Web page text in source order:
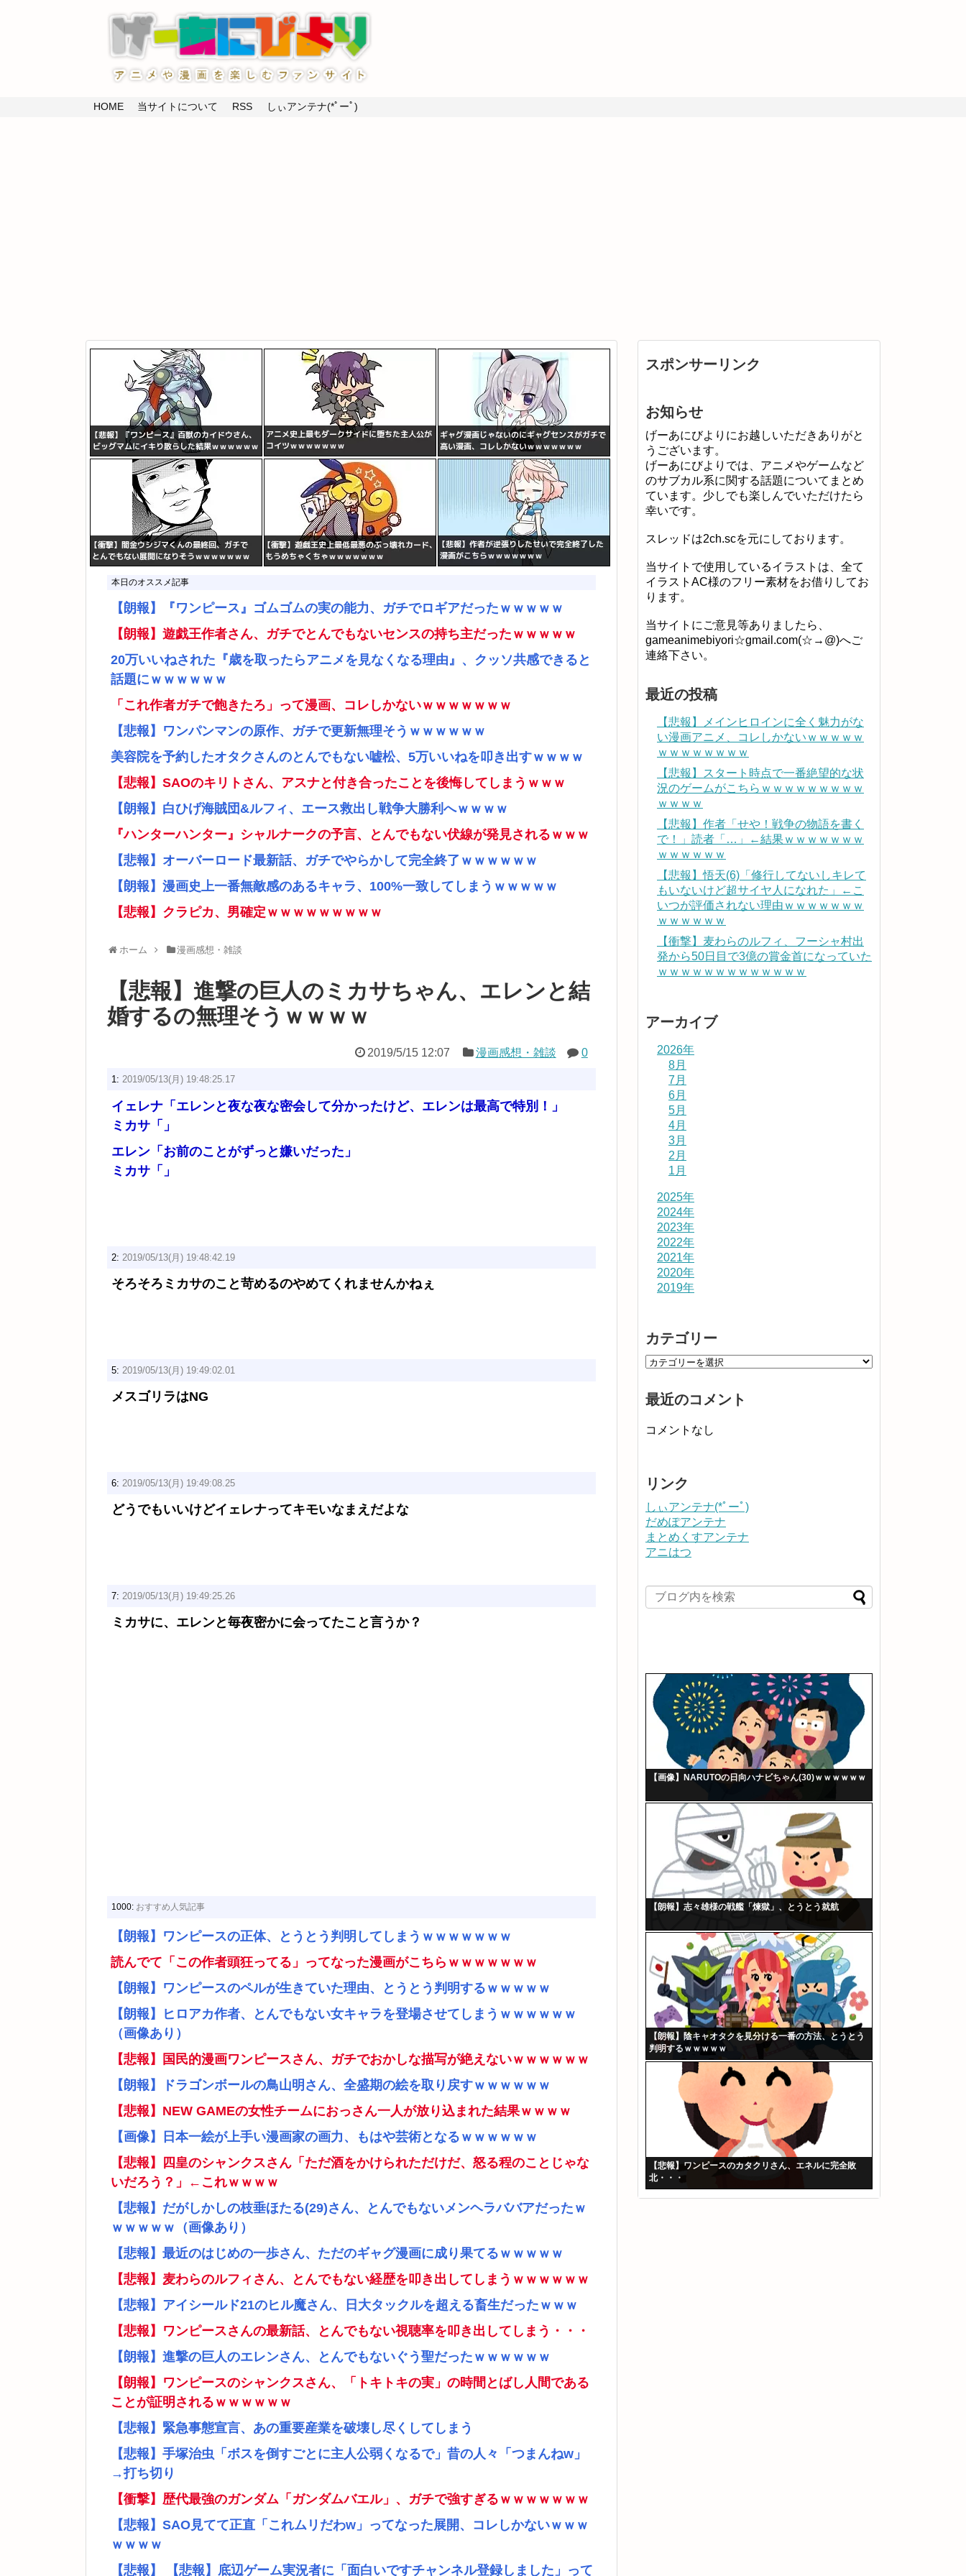
HOME 当サイトについて RSS しぃアンテナ(*ﾟーﾟ)
本日のオススメ記事
【朗報】『ワンピース』ゴムゴムの実の能力、ガチでロギアだったｗｗｗｗｗ
【朗報】遊戯王作者さん、ガチでとんでもないセンスの持ち主だったｗｗｗｗｗ
20万いいねされた『歳を取ったらアニメを見なくなる理由』、クッソ共感できると
話題にｗｗｗｗｗｗ
「これ作者ガチで飽きたろ」って漫画、コレしかないｗｗｗｗｗｗｗ
【悲報】ワンパンマンの原作、ガチで更新無理そうｗｗｗｗｗｗ
美容院を予約したオタクさんのとんでもない嘘松、5万いいねを叩き出すｗｗｗｗ
【悲報】SAOのキリトさん、アスナと付き合ったことを後悔してしまうｗｗｗ
【朗報】白ひげ海賊団&ルフィ、エース救出し戦争大勝利へｗｗｗｗ
『ハンターハンター』シャルナークの予言、とんでもない伏線が発見されるｗｗｗ
【悲報】オーバーロード最新話、ガチでやらかして完全終了ｗｗｗｗｗｗ
【朗報】漫画史上一番無敵感のあるキャラ、100%一致してしまうｗｗｗｗｗ
【悲報】クラピカ、男確定ｗｗｗｗｗｗｗｗｗ
ホーム 漫画感想・雑談
【悲報】進撃の巨人のミカサちゃん、エレンと結
婚するの無理そうｗｗｗｗ
2019/5/15 12:07 漫画感想・雑談 0
1: 2019/05/13(月) 19:48:25.17
イェレナ「エレンと夜な夜な密会して分かったけど、エレンは最高で特別！」
ミカサ「」
エレン「お前のことがずっと嫌いだった」
ミカサ「」
2: 2019/05/13(月) 19:48:42.19
そろそろミカサのこと苛めるのやめてくれませんかねぇ
5: 2019/05/13(月) 19:49:02.01
メスゴリラはNG
6: 2019/05/13(月) 19:49:08.25
どうでもいいけどイェレナってキモいなまえだよな
7: 2019/05/13(月) 19:49:25.26
ミカサに、エレンと毎夜密かに会ってたこと言うか？
1000: おすすめ人気記事
【朗報】ワンピースの正体、とうとう判明してしまうｗｗｗｗｗｗｗ
読んでて「この作者頭狂ってる」ってなった漫画がこちらｗｗｗｗｗｗｗ
【朗報】ワンピースのペルが生きていた理由、とうとう判明するｗｗｗｗｗ
【朗報】ヒロアカ作者、とんでもない女キャラを登場させてしまうｗｗｗｗｗｗ
（画像あり）
【悲報】国民的漫画ワンピースさん、ガチでおかしな描写が絶えないｗｗｗｗｗｗ
【朗報】ドラゴンボールの鳥山明さん、全盛期の絵を取り戻すｗｗｗｗｗｗ
【悲報】NEW GAMEの女性チームにおっさん一人が放り込まれた結果ｗｗｗｗ
【画像】日本一絵が上手い漫画家の画力、もはや芸術となるｗｗｗｗｗｗ
【悲報】四皇のシャンクスさん「ただ酒をかけられただけだ、怒る程のことじゃな
いだろう？」←これｗｗｗｗ
【悲報】だがしかしの枝垂ほたる(29)さん、とんでもないメンヘラババアだったｗ
ｗｗｗｗｗ（画像あり）
【悲報】最近のはじめの一歩さん、ただのギャグ漫画に成り果てるｗｗｗｗｗ
【悲報】麦わらのルフィさん、とんでもない経歴を叩き出してしまうｗｗｗｗｗｗ
【悲報】アイシールド21のヒル魔さん、日大タックルを超える畜生だったｗｗｗ
【悲報】ワンピースさんの最新話、とんでもない視聴率を叩き出してしまう・・・
【朗報】進撃の巨人のエレンさん、とんでもないぐう聖だったｗｗｗｗｗｗ
【朗報】ワンピースのシャンクスさん、「トキトキの実」の時間とばし人間である
ことが証明されるｗｗｗｗｗｗ
【悲報】緊急事態宣言、あの重要産業を破壊し尽くしてしまう
【悲報】手塚治虫「ボスを倒すごとに主人公弱くなるで」昔の人々「つまんねw」
→打ち切り
【衝撃】歴代最強のガンダム「ガンダムバエル」、ガチで強すぎるｗｗｗｗｗｗｗ
【悲報】SAO見てて正直「これムリだわw」ってなった展開、コレしかないｗｗｗ
ｗｗｗｗ
【悲報】 【悲報】底辺ゲーム実況者に「面白いですチャンネル登録しました」って
スポンサーリンク
お知らせ
げーあにびよりにお越しいただきありがと
うございます。
げーあにびよりでは、アニメやゲームなど
のサブカル系に関する話題についてまとめ
ています。少しでも楽しんでいただけたら
幸いです。
スレッドは2ch.scを元にしております。
当サイトで使用しているイラストは、全て
イラストAC様のフリー素材をお借りしてお
ります。
当サイトにご意見等ありましたら、
gameanimebiyori☆gmail.com(☆→@)へご
連絡下さい。
最近の投稿
【悲報】メインヒロインに全く魅力がな
い漫画アニメ、コレしかないｗｗｗｗｗ
ｗｗｗｗｗｗｗｗ
【悲報】スタート時点で一番絶望的な状
況のゲームがこちらｗｗｗｗｗｗｗｗｗ
ｗｗｗｗ
【悲報】作者「せや！戦争の物語を書く
で！」読者「…」←結果ｗｗｗｗｗｗｗ
ｗｗｗｗｗｗ
【悲報】悟天(6)「修行してないしキレて
もいないけど超サイヤ人になれた」←こ
いつが評価されない理由ｗｗｗｗｗｗｗ
ｗｗｗｗｗｗ
【衝撃】麦わらのルフィ、フーシャ村出
発から50日目で3億の賞金首になっていた
ｗｗｗｗｗｗｗｗｗｗｗｗｗ
アーカイブ
2026年
8月
7月
6月
5月
4月
3月
2月
1月
2025年
2024年
2023年
2022年
2021年
2020年
2019年
カテゴリー
最近のコメント
コメントなし
リンク
しぃアンテナ(*ﾟーﾟ)
だめぽアンテナ
まとめくすアンテナ
アニはつ
【画像】NARUTOの日向ハナビちゃん(30)ｗｗｗｗｗｗ
【朗報】志々雄様の戦艦「煉獄」、とうとう就航
【朗報】陰キャオタクを見分ける一番の方法、とうとう
判明するｗｗｗｗｗ
【悲報】ワンピースのカタクリさん、エネルに完全敗
北・・・